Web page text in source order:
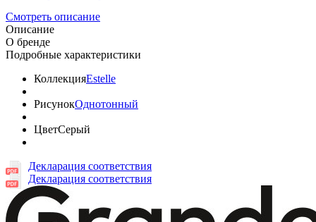
Смотреть описание
Описание
О бренде
Подробные характеристики
КоллекцияEstelle
РисунокОднотонный
ЦветСерый
Декларация соответствия
Декларация соответствия